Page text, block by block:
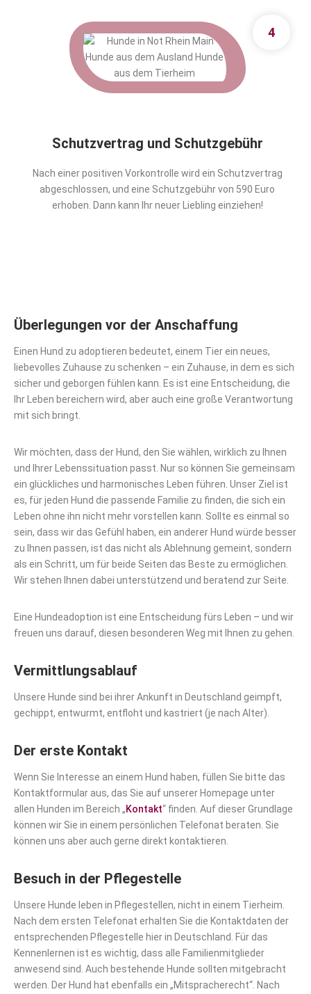
4
Schutzvertrag und Schutzgebühr
Nach einer positiven Vorkontrolle wird ein Schutzvertrag
abgeschlossen, und eine Schutzgebühr von 590 Euro
erhoben. Dann kann Ihr neuer Liebling einziehen!
Überlegungen vor der Anschaffung
Einen Hund zu adoptieren bedeutet, einem Tier ein neues,
liebevolles Zuhause zu schenken – ein Zuhause, in dem es sich
sicher und geborgen fühlen kann. Es ist eine Entscheidung, die
Ihr Leben bereichern wird, aber auch eine große Verantwortung
mit sich bringt.
Wir möchten, dass der Hund, den Sie wählen, wirklich zu Ihnen
und Ihrer Lebenssituation passt. Nur so können Sie gemeinsam
ein glückliches und harmonisches Leben führen. Unser Ziel ist
es, für jeden Hund die passende Familie zu finden, die sich ein
Leben ohne ihn nicht mehr vorstellen kann. Sollte es einmal so
sein, dass wir das Gefühl haben, ein anderer Hund würde besser
zu Ihnen passen, ist das nicht als Ablehnung gemeint, sondern
als ein Schritt, um für beide Seiten das Beste zu ermöglichen.
Wir stehen Ihnen dabei unterstützend und beratend zur Seite.
Eine Hundeadoption ist eine Entscheidung fürs Leben – und wir
freuen uns darauf, diesen besonderen Weg mit Ihnen zu gehen.
Vermittlungsablauf
Unsere Hunde sind bei ihrer Ankunft in Deutschland geimpft,
gechippt, entwurmt, entfloht und kastriert (je nach Alter).
Der erste Kontakt
Wenn Sie Interesse an einem Hund haben, füllen Sie bitte das
Kontaktformular aus, das Sie auf unserer Homepage unter
allen Hunden im Bereich „Kontakt“ finden. Auf dieser Grundlage
können wir Sie in einem persönlichen Telefonat beraten. Sie
können uns aber auch gerne direkt kontaktieren.
Besuch in der Pflegestelle
Unsere Hunde leben in Pflegestellen, nicht in einem Tierheim.
Nach dem ersten Telefonat erhalten Sie die Kontaktdaten der
entsprechenden Pflegestelle hier in Deutschland. Für das
Kennenlernen ist es wichtig, dass alle Familienmitglieder
anwesend sind. Auch bestehende Hunde sollten mitgebracht
werden. Der Hund hat ebenfalls ein „Mitspracherecht“. Nach